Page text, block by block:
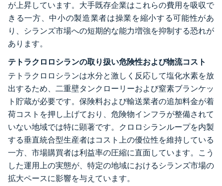
が上昇しています。大手既存企業はこれらの費用を吸収で
きる一方、中小の製造業者は操業を縮小する可能性があ
り、シランズ市場への短期的な能力増強を抑制する恐れが
あります。
テトラクロロシランの取り扱い危険性および物流コスト
テトラクロロシランは水分と激しく反応して塩化水素を放
出するため、二重壁タンクローリーおよび窒素ブランケッ
ト貯蔵が必要です。保険料および輸送業者の追加料金が着
荷コストを押し上げており、危険物インフラが整備されて
いない地域では特に顕著です。クロロシランループを内製
する垂直統合型生産者はコスト上の優位性を維持している
一方、市場購買者は利益率の圧縮に直面しています。こう
した運用上の実態が、特定の地域におけるシランズ市場の
拡大ペースに影響を与えています。